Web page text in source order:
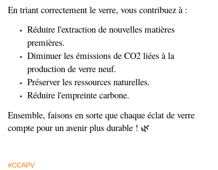
En triant correctement le verre, vous contribuez à :
Réduire l'extraction de nouvelles matières
premières.
Diminuer les émissions de CO2 liées à la
production de verre neuf.
Préserver les ressources naturelles.
Réduire l'empreinte carbone.
Ensemble, faisons en sorte que chaque éclat de verre
compte pour un avenir plus durable ! 🌿
#CCAPV